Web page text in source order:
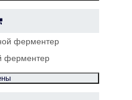
ферментер